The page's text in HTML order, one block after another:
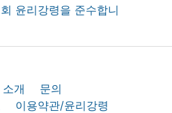
소개
문의
이용약관/윤리강령